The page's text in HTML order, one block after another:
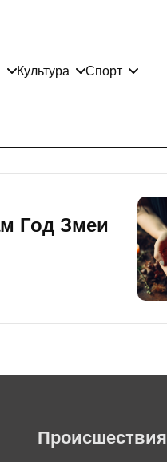
Культура Спорт
Год Змеи
Происшествия